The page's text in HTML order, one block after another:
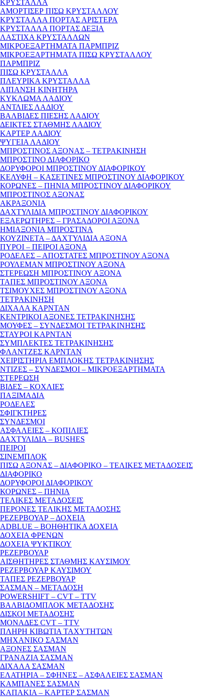
ΚΡΥΣΤΑΛΛΑ
ΑΜΟΡΤΙΣΕΡ ΠΙΣΩ ΚΡΥΣΤΑΛΛΟΥ
ΚΡΥΣΤΑΛΛΑ ΠΟΡΤΑΣ ΑΡΙΣΤΕΡΑ
ΚΡΥΣΤΑΛΛΑ ΠΟΡΤΑΣ ΔΕΞΙΑ
ΛΑΣΤΙΧΑ ΚΡΥΣΤΑΛΛΩΝ
ΜΙΚΡΟΕΞΑΡΤΗΜΑΤΑ ΠΑΡΜΠΡΙΖ
ΜΙΚΡΟΕΞΑΡΤΗΜΑΤΑ ΠΙΣΩ ΚΡΥΣΤΑΛΛΟΥ
ΠΑΡΜΠΡΙΖ
ΠΙΣΩ ΚΡΥΣΤΑΛΛΑ
ΠΛΕΥΡΙΚΑ ΚΡΥΣΤΑΛΛΑ
ΛΙΠΑΝΣΗ ΚΙΝΗΤΗΡΑ
ΚΥΚΛΩΜΑ ΛΑΔΙΟΥ
ΑΝΤΛΙΕΣ ΛΑΔΙΟΥ
ΒΑΛΒΙΔΕΣ ΠΙΕΣΗΣ ΛΑΔΙΟΥ
ΔΕΙΚΤΕΣ ΣΤΑΘΜΗΣ ΛΑΔΙΟΥ
ΚΑΡΤΕΡ ΛΑΔΙΟΥ
ΨΥΓΕΙΑ ΛΑΔΙΟΥ
ΜΠΡΟΣΤΙΝΟΣ ΑΞΟΝΑΣ – ΤΕΤΡΑΚΙΝΗΣΗ
ΜΠΡΟΣΤΙΝΟ ΔΙΑΦΟΡΙΚΟ
ΔΟΡΥΦΟΡΟΙ ΜΠΡΟΣΤΙΝΟΥ ΔΙΑΦΟΡΙΚΟΥ
ΚΕΛΥΦΗ – ΚΑΣΕΤΙΝΕΣ ΜΠΡΟΣΤΙΝΟΥ ΔΙΑΦΟΡΙΚΟΥ
ΚΟΡΩΝΕΣ – ΠΗΝΙΑ ΜΠΡΟΣΤΙΝΟΥ ΔΙΑΦΟΡΙΚΟΥ
ΜΠΡΟΣΤΙΝΟΣ ΑΞΟΝΑΣ
ΑΚΡΑΞΟΝΙΑ
ΔΑΧΤΥΛΙΔΙΑ ΜΠΡΟΣΤΙΝΟΥ ΔΙΑΦΟΡΙΚΟΥ
ΕΞΑΕΡΩΤΗΡΕΣ – ΓΡΑΣΑΔΟΡΟΙ ΑΞΟΝΑ
ΗΜΙΑΞΟΝΙΑ ΜΠΡΟΣΤΙΝΑ
ΚΟΥΖΙΝΕΤΑ – ΔΑΧΤΥΛΙΔΙΑ ΑΞΟΝΑ
ΠΥΡΟΙ – ΠΕΙΡΟΙ ΑΞΟΝΑ
ΡΟΔΕΛΕΣ – ΑΠΟΣΤΑΤΕΣ ΜΠΡΟΣΤΙΝΟΥ ΑΞΟΝΑ
ΡΟΥΛΕΜΑΝ ΜΠΡΟΣΤΙΝΟΥ ΑΞΟΝΑ
ΣΤΕΡΕΩΣΗ ΜΠΡΟΣΤΙΝΟΥ ΑΞΟΝΑ
ΤΑΠΕΣ ΜΠΡΟΣΤΙΝΟΥ ΑΞΟΝΑ
ΤΣΙΜΟΥΧΕΣ ΜΠΡΟΣΤΙΝΟΥ ΑΞΟΝΑ
ΤΕΤΡΑΚΙΝΗΣΗ
ΔΙΧΑΛΑ ΚΑΡΝΤΑΝ
ΚΕΝΤΡΙΚΟΙ ΑΞΟΝΕΣ ΤΕΤΡΑΚΙΝΗΣΗΣ
ΜΟΥΦΕΣ – ΣΥΝΔΕΣΜΟΙ ΤΕΤΡΑΚΙΝΗΣΗΣ
ΣΤΑΥΡΟΙ ΚΑΡΝΤΑΝ
ΣΥΜΠΛΕΚΤΕΣ ΤΕΤΡΑΚΙΝΗΣΗΣ
ΦΛΑΝΤΖΕΣ ΚΑΡΝΤΑΝ
ΧΕΙΡΙΣΤΗΡΙΑ ΕΜΠΛΟΚΗΣ ΤΕΤΡΑΚΙΝΗΣΗΣ
ΝΤΙΖΕΣ – ΣΥΝΔΕΣΜΟΙ – ΜΙΚΡΟΕΞΑΡΤΗΜΑΤΑ
ΣΤΕΡΕΩΣΗ
ΒΙΔΕΣ – ΚΟΧΛΙΕΣ
ΠΑΞΙΜΑΔΙΑ
ΡΟΔΕΛΕΣ
ΣΦΙΓΚΤΗΡΕΣ
ΣΥΝΔΕΣΜΟΙ
ΑΣΦΑΛΕΙΕΣ – ΚΟΠΙΛΙΕΣ
ΔΑΧΤΥΛΙΔΙΑ – BUSHES
ΠΕΙΡΟΙ
ΣΙΝΕΜΠΛΟΚ
ΠΙΣΩ ΑΞΟΝΑΣ – ΔΙΑΦΟΡΙΚΟ – ΤΕΛΙΚΕΣ ΜΕΤΑΔΟΣΕΙΣ
ΔΙΑΦΟΡΙΚΟ
ΔΟΡΥΦΟΡΟΙ ΔΙΑΦΟΡΙΚΟΥ
ΚΟΡΩΝΕΣ – ΠΗΝΙΑ
ΤΕΛΙΚΕΣ ΜΕΤΑΔΟΣΕΙΣ
ΠΕΡΟΝΕΣ ΤΕΛΙΚΗΣ ΜΕΤΑΔΟΣΗΣ
ΡΕΖΕΡΒΟΥΑΡ – ΔΟΧΕΙΑ
ADBLUE – ΒΟΗΘΗΤΙΚΑ ΔΟΧΕΙΑ
ΔΟΧΕΙΑ ΦΡΕΝΩΝ
ΔΟΧΕΙΑ ΨΥΚΤΙΚΟΥ
ΡΕΖΕΡΒΟΥΑΡ
ΑΙΣΘΗΤΗΡΕΣ ΣΤΑΘΜΗΣ ΚΑΥΣΙΜΟΥ
ΡΕΖΕΡΒΟΥΑΡ ΚΑΥΣΙΜΟΥ
ΤΑΠΕΣ ΡΕΖΕΡΒΟΥΑΡ
ΣΑΣΜΑΝ – ΜΕΤΑΔΟΣΗ
POWERSHIFT – CVT – TTV
ΒΑΛΒΙΔΟΜΠΛΟΚ ΜΕΤΑΔΟΣΗΣ
ΔΙΣΚΟΙ ΜΕΤΑΔΟΣΗΣ
ΜΟΝΑΔΕΣ CVT – TTV
ΠΛΗΡΗ ΚΙΒΩΤΙΑ ΤΑΧΥΤΗΤΩΝ
ΜΗΧΑΝΙΚΟ ΣΑΣΜΑΝ
ΑΞΟΝΕΣ ΣΑΣΜΑΝ
ΓΡΑΝΑΖΙΑ ΣΑΣΜΑΝ
ΔΙΧΑΛΑ ΣΑΣΜΑΝ
ΕΛΑΤΗΡΙΑ – ΣΦΗΝΕΣ – ΑΣΦΑΛΕΙΕΣ ΣΑΣΜΑΝ
ΚΑΜΠΑΝΕΣ ΣΑΣΜΑΝ
ΚΑΠΑΚΙΑ – ΚΑΡΤΕΡ ΣΑΣΜΑΝ